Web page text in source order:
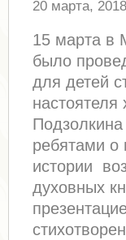
20 марта, 2018
15 марта в
было
для детей
ребятами о
истории
духовных